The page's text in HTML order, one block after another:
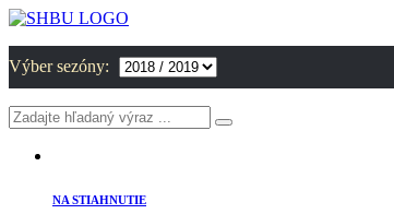
Výber sezóny:
NA STIAHNUTIE